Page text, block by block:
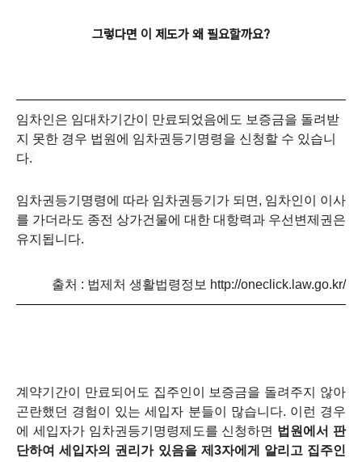
그렇다면 이 제도가 왜 필요할까요?
임차인은 임대차기간이 만료되었음에도 보증금을 돌려받
지 못한 경우 법원에 임차권등기명령을 신청할 수 있습니
다.
임차권등기명령에 따라 임차권등기가 되면, 임차인이 이사
를 가더라도 종전 상가건물에 대한 대항력과 우선변제권은
유지됩니다.
출처 : 법제처 생활법령정보 http://oneclick.law.go.kr/
계약기간이 만료되어도 집주인이 보증금을 돌려주지 않아
곤란했던 경험이 있는 세입자 분들이 많습니다. 이런 경우
에 세입자가 임차권등기명령제도를 신청하면 법원에서 판
단하여 세입자의 권리가 있음을 제3자에게 알리고 집주인